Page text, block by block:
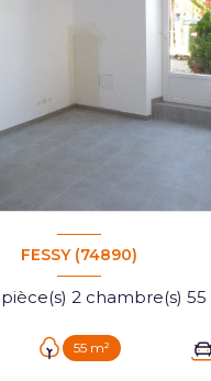
FESSY (74890)
55 m²